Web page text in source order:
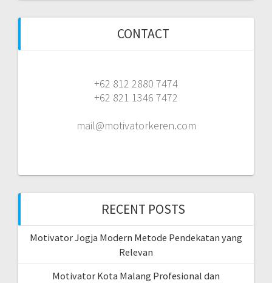
CONTACT
+62 812 2880 7474
+62 821 1346 7472
mail@motivatorkeren.com
RECENT POSTS
Motivator Jogja Modern Metode Pendekatan yang
Relevan
Motivator Kota Malang Profesional dan